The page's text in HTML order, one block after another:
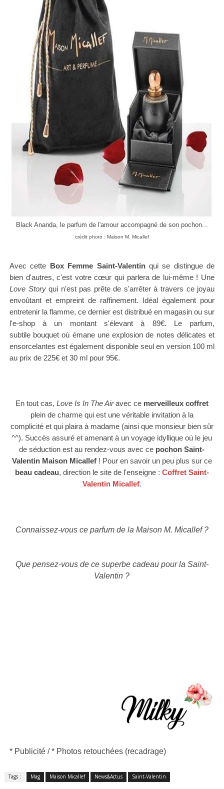
Black Ananda, le parfum de l'amour accompagné de son pochon...
crédit photo : Maison M. Micallef
Avec cette Box Femme Saint-Valentinqui se distingue de
bien d'autres, c'est votre cœur qui parlera de lui-même ! Une
Love Storyqui n'est pas prête de s'arrêter à travers ce joyau
envoûtant et empreint de raffinement. Idéal également pour
entretenir la flamme, ce dernier est distribuéen magasin ou sur
l'e-shop à un montant s'élevant à 89€. Le parfum,
subtile bouquet où émane une explosion de notes délicates et
ensorcelantesest également disponible seul en version 100 ml
au prix de 225€et 30 ml pour 95€.
En tout cas, Love Is In The Airavec ce merveilleux coffret
plein de charme qui est une véritable invitation à la
complicité et qui plaira à madame (ainsi que monsieur bien sûr
^^). Succès assuré et amenant à un voyage idylliqueoù le jeu
de séduction est au rendez-vous avec ce pochon Saint-
Valentin Maison Micallef ! Pour en savoir un peu plus sur ce
beau cadeau, direction le site de l'enseigne : Coffret Saint-
Valentin Micallef.
Connaissez-vous ce parfum de la Maison M. Micallef ?
Que pensez-vous de ce superbe cadeau pour la Saint-
Valentin ?
* Publicité /* Photos retouchées (recadrage)
Tags : Mag Maison Micallef News&Actus Saint-Valentin